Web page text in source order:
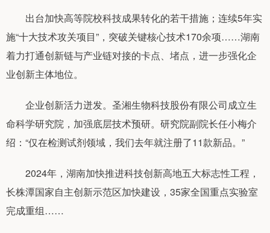
出台加快高等院校科技成果转化的若干措施；连续5年实
施“十大技术攻关项目”，突破关键核心技术170余项……湖南
着力打通创新链与产业链对接的卡点、堵点，进一步强化企
业创新主体地位。
企业创新活力迸发。圣湘生物科技股份有限公司成立生
命科学研究院，加强底层技术预研。研究院副院长任小梅介
绍：“仅在检测试剂领域，我们去年就注册了11款新品。”
2024年，湖南加快推进科技创新高地五大标志性工程，
长株潭国家自主创新示范区加快建设，35家全国重点实验室
完成重组……